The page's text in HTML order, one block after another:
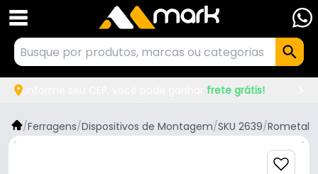
frete grátis!
/Ferragens/Dispositivos de Montagem/SKU 2639/Rometal